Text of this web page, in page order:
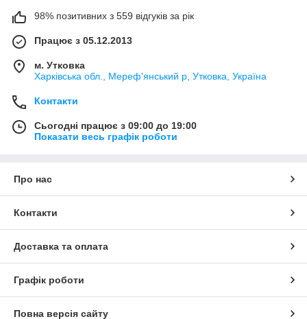
98% позитивних з 559 відгуків за рік
Працює з 05.12.2013
м. Утковка
Харківська обл., Мереф'янський р, Утковка, Україна
Контакти
Сьогодні працює з 09:00 до 19:00
Показати весь графік роботи
Про нас
Контакти
Доставка та оплата
Графік роботи
Повна версія сайту